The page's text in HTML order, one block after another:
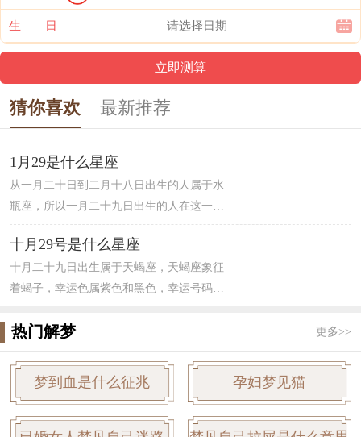
生 日
猜你喜欢 最新推荐
1月29是什么星座
从一月二十日到二月十八日出生的人属于水
瓶座，所以一月二十九日出生的人在这一区
间内。水瓶座主宰天王星，属于风象星座。
水瓶座的人在生活中，爱情中让人琢磨不定
无法定型，追求思想自由人很聪明。对待朋
友友善和睦，算是绝对的“友谊之星”，但是
对稳定。
十月29号是什么星座
十月二十九日出生属于天蝎座，天蝎座象征
着蝎子，幸运色属紫色和黑色，幸运号码为
向来高瞻远瞩，看的比较远，能够洞察人
心。对于天蝎女来说，更容易明察秋毫，掌
握人心，并且有很强的占有欲，让人琢磨不
透，伴随着一股很强的神秘感，让人难以接
近。
热门解梦 更多>>
梦到血是什么征兆 孕妇梦见猫